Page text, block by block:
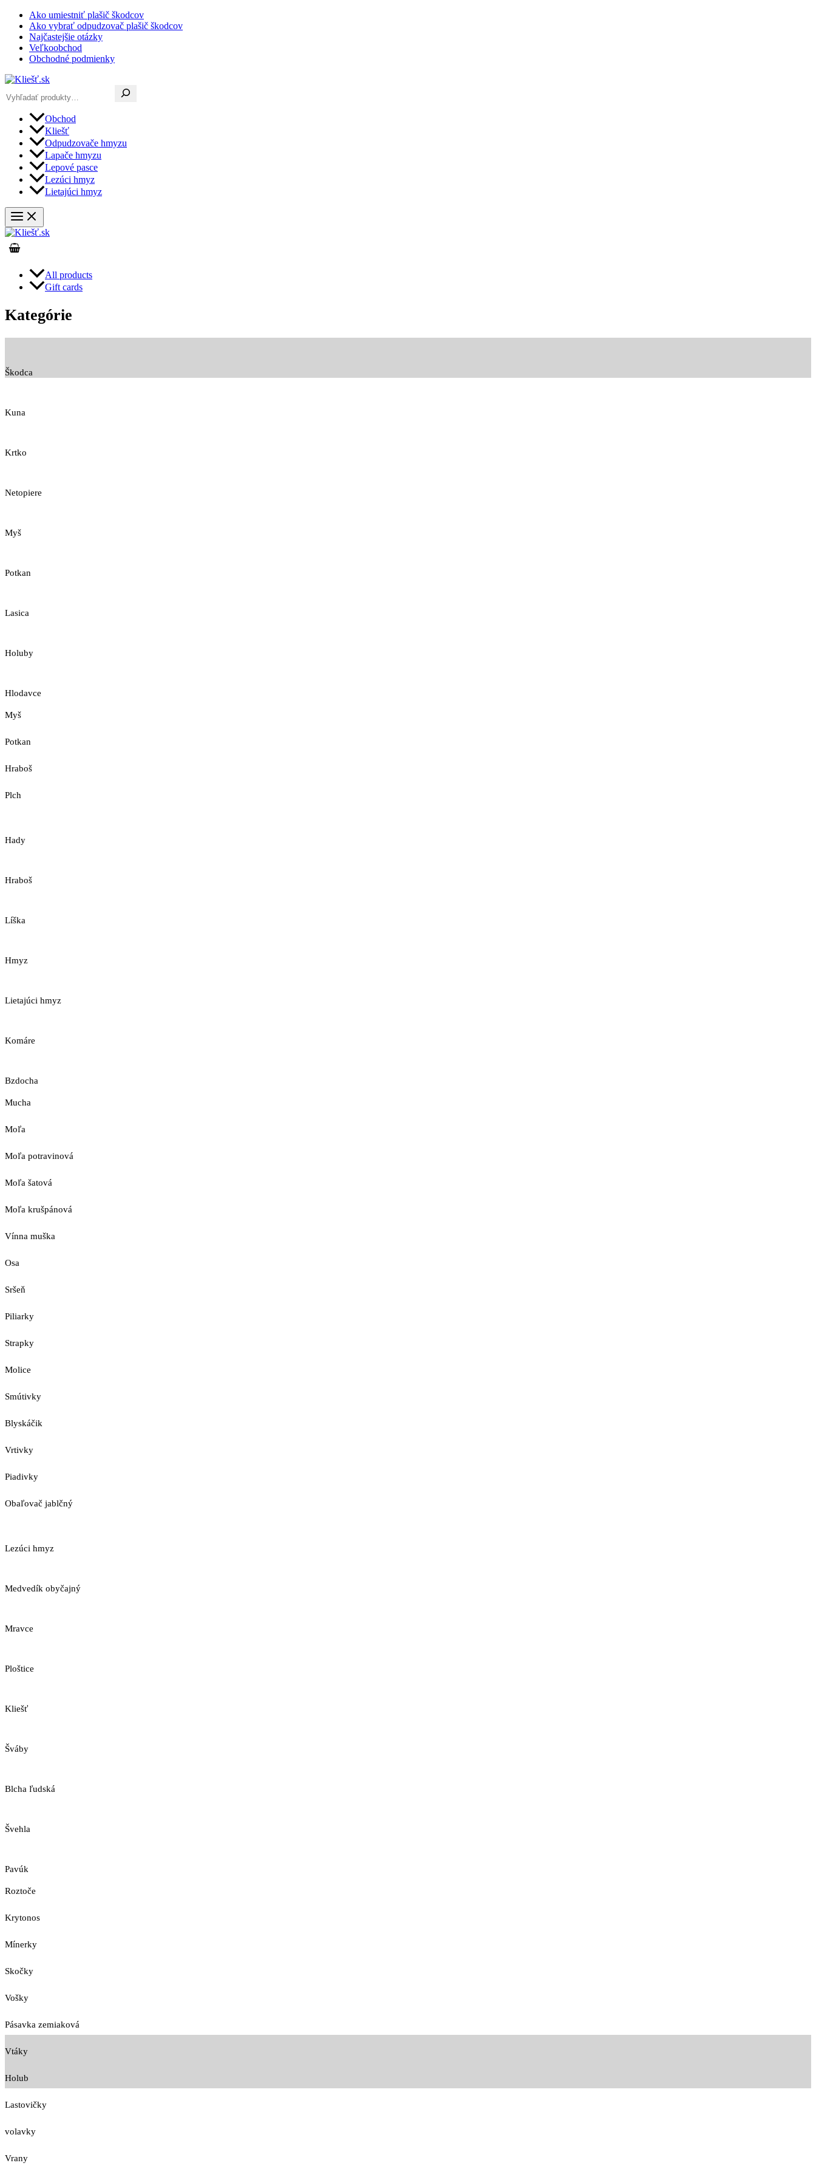
Preskočiť
obsah
Ako umiestniť plašič škodcov
Ako vybrať odpudzovač plašič škodcov
Najčastejšie otázky
Veľkoobchod
Obchodné podmienky
Obchod
Kliešť
Odpudzovače hmyzu
Lapače hmyzu
Lepové pasce
Lezúci hmyz
Lietajúci hmyz
All products
Gift cards
Kategórie
Škodca
Kuna
Krtko
Netopiere
Myš
Potkan
Lasica
Holuby
Hlodavce
Myš
Potkan
Hraboš
Plch
Hady
Hraboš
Líška
Hmyz
Lietajúci hmyz
Komáre
Bzdocha
Mucha
Moľa
Moľa potravinová
Moľa šatová
Moľa krušpánová
Vínna muška
Osa
Sršeň
Piliarky
Strapky
Molice
Smútivky
Blyskáčik
Vrtivky
Piadivky
Obaľovač jablčný
Lezúci hmyz
Medvedík obyčajný
Mravce
Ploštice
Kliešť
Šváby
Blcha ľudská
Švehla
Pavúk
Roztoče
Krytonos
Mínerky
Skočky
Vošky
Pásavka zemiaková
Vtáky
Holub
Lastovičky
volavky
Vrany